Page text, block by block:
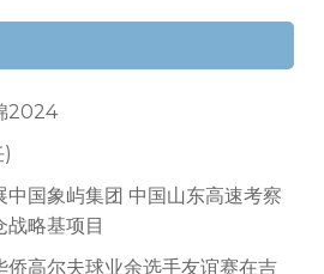
2024
中国象屿集团 中国山东高速考察
略基项目
侨高尔夫球业余选手友谊赛在吉